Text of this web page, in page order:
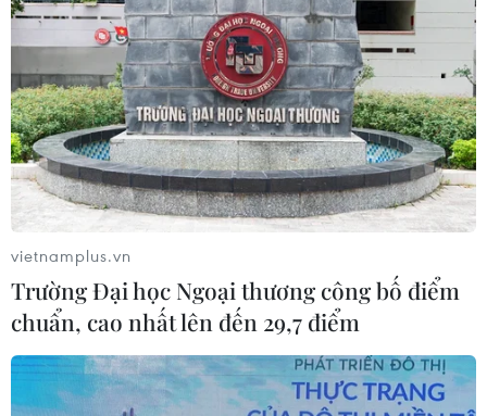
vietnamplus.vn
Trường Đại học Ngoại thương công bố điểm
chuẩn, cao nhất lên đến 29,7 điểm